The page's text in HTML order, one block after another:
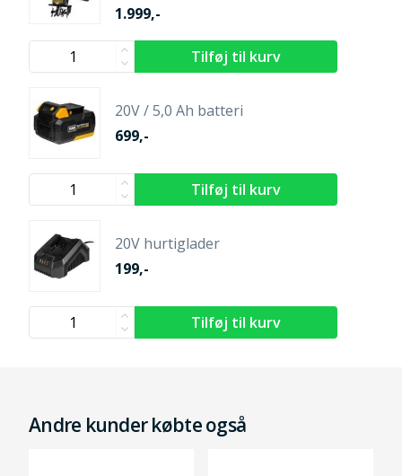
1.999,-
20V / 5,0 Ah batteri
699,-
20V hurtiglader
199,-
Andre kunder købte også